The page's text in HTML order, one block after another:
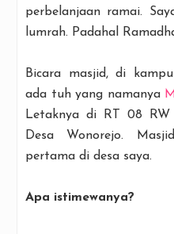
perbelanjaan ramai.
lumrah. Padahal
Bicara masjid, di
ada tuh yang namanya
Letaknya di RT 08
Desa Wonorejo.
pertama di desa saya.
Apa istimewanya?